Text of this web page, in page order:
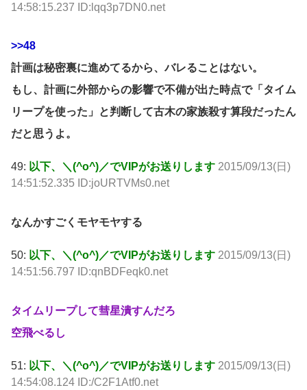
14:58:15.237 ID:lqq3p7DN0.net
>>48
計画は秘密裏に進めてるから、バレることはない。
もし、計画に外部からの影響で不備が出た時点で「タイム
リープを使った」と判断して古木の家族殺す算段だったん
だと思うよ。
49: 以下、＼(^o^)／でVIPがお送りします 2015/09/13(日)
14:51:52.335 ID:joURTVMs0.net
なんかすごくモヤモヤする
50: 以下、＼(^o^)／でVIPがお送りします 2015/09/13(日)
14:51:56.797 ID:qnBDFeqk0.net
タイムリープして彗星潰すんだろ
空飛べるし
51: 以下、＼(^o^)／でVIPがお送りします 2015/09/13(日)
14:54:08.124 ID:/C2F1Atf0.net